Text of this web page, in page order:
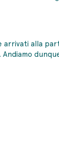
alla
. Andiamo